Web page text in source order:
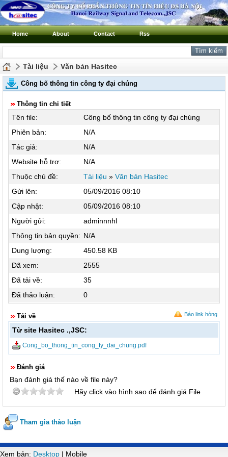
Home About Contact Rss
Tài liệu Văn bản Hasitec
Công bố thông tin công ty đại chúng
Thông tin chi tiết
Tên file:
Công bố thông tin công ty đại chúng
Phiên bản:
N/A
Tác giả:
N/A
Website hỗ trợ:
N/A
Thuộc chủ đề:
Tài liệu » Văn bản Hasitec
Gửi lên:
05/09/2016 08:10
Cập nhật:
05/09/2016 08:10
Người gửi:
adminnnhl
Thông tin bản quyền: N/A
Dung lượng:
450.58 KB
Đã xem:
2555
Đã tải về:
35
Đã thảo luận:
0
Báo link hỏng
Tải về
Từ site Hasitec .,JSC:
Cong_bo_thong_tin_cong_ty_dai_chung.pdf
Đánh giá
Bạn đánh giá thế nào về file này?
Hãy click vào hình sao để đánh giá File
Tham gia thảo luận
Xem bản: Desktop | Mobile